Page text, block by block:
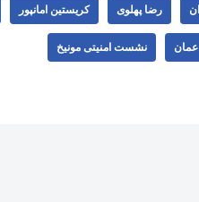
رضا پهلوی کریستین امانپور
عمان نشست امنیتی مونیخ